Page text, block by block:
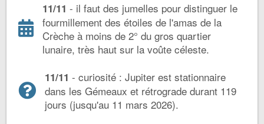
11/11 - il faut des jumelles pour distinguer le
fourmillement des étoiles de l'amas de la
Crèche à moins de 2° du gros quartier
lunaire, très haut sur la voûte céleste.
11/11 - curiosité : Jupiter est stationnaire
dans les Gémeaux et rétrograde durant 119
jours (jusqu'au 11 mars 2026).